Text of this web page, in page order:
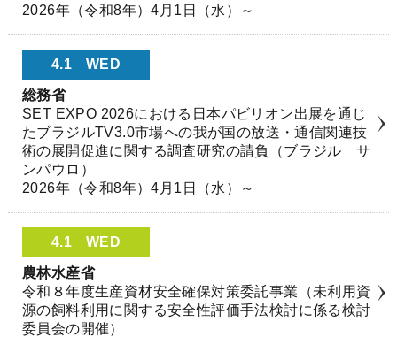
2026年（令和8年）4月1日（水）～
4.1 WED
総務省
SET EXPO 2026における日本パビリオン出展を通じ
たブラジルTV3.0市場への我が国の放送・通信関連技
術の展開促進に関する調査研究の請負（ブラジル サ
ンパウロ）
2026年（令和8年）4月1日（水）～
4.1 WED
農林水産省
令和８年度生産資材安全確保対策委託事業（未利用資
源の飼料利用に関する安全性評価手法検討に係る検討
委員会の開催）